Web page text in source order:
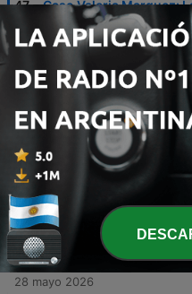
47 - Caso Valeria Marquez:
conmocionó a México
02 ago. 2026
46 - Mary: La entidad que
45 - "TEORIAS
29 jun. 2026
Mató Annabelle a Dan
Aterró al Mundo
21 jun. 2026
43 - Doppelganger
28 mayo 2026